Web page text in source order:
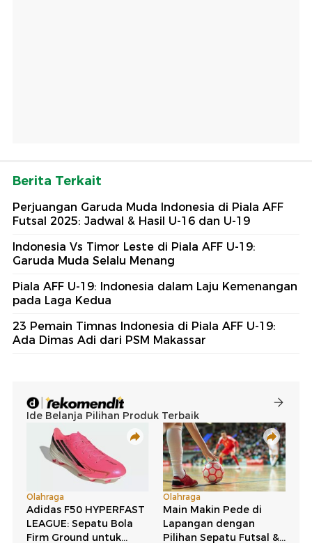
Berita Terkait
Perjuangan Garuda Muda Indonesia di Piala AFF
Futsal 2025: Jadwal & Hasil U-16 dan U-19
Indonesia Vs Timor Leste di Piala AFF U-19:
Garuda Muda Selalu Menang
Piala AFF U-19: Indonesia dalam Laju Kemenangan
pada Laga Kedua
23 Pemain Timnas Indonesia di Piala AFF U-19:
Ada Dimas Adi dari PSM Makassar